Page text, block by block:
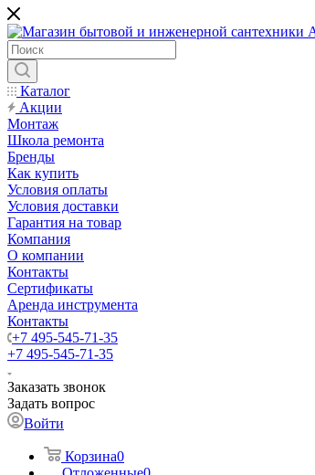
Каталог
Акции
Монтаж
Школа ремонта
Бренды
Как купить
Условия оплаты
Условия доставки
Гарантия на товар
Компания
О компании
Контакты
Сертификаты
Аренда инструмента
Контакты
+7 495-545-71-35
+7 495-545-71-35
Заказать звонок
Задать вопрос
Войти
Корзина0